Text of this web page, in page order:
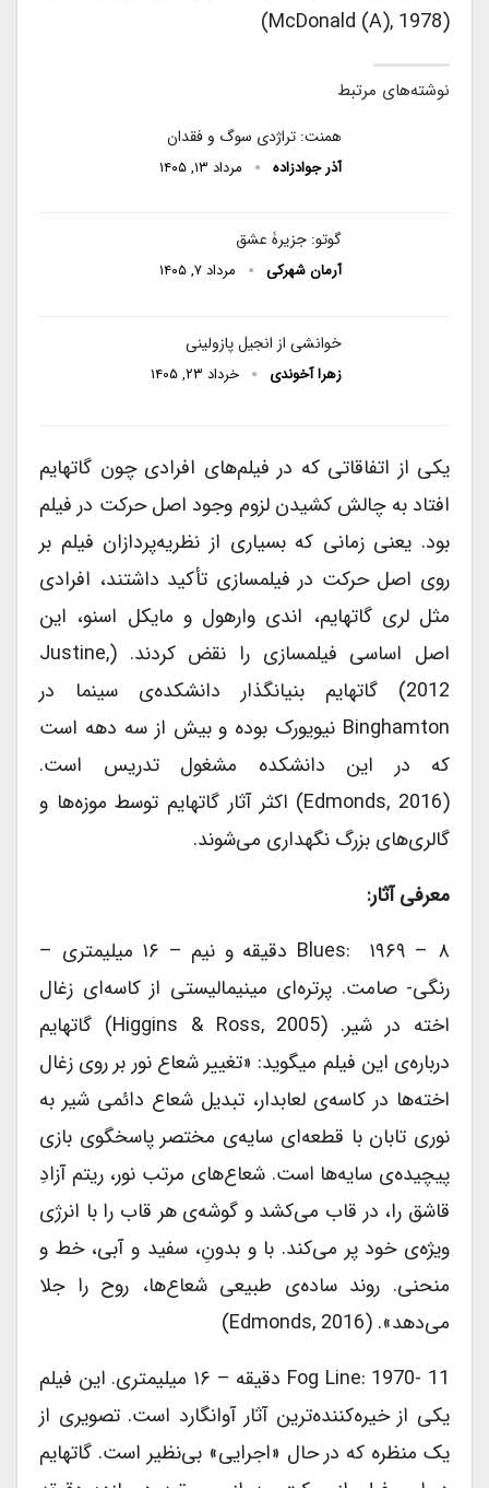
نوشته‌های مرتبط
همنت: تراژدی سوگ و فقدان
آذر جوادزاده مرداد ۱۳, ۱۴۰۵
گوتو: جزیرۀ عشق
آرمان شهرکی مرداد ۷, ۱۴۰۵
خوانشی از انجیل پازولینی
زهرا آخوندی خرداد ۲۳, ۱۴۰۵
یکی از اتفاقاتی که در فیلم‎‌های افرادی چون گاتهایم
افتاد به چالش کشیدن لزوم وجود اصل حرکت در فیلم
بود. یعنی زمانی که بسیاری از نظریه‌‎پردازان فیلم بر
روی اصل حرکت در فیلمسازی تأکید داشتند، افرادی
مثل لری گاتهایم، اندی وارهول و مایکل اسنو، این
اصل اساسی فیلمسازی را نقض کردند. (Justine,
2012) گاتهایم بنیان‎گذار دانشکده‌‎ی سینما در
Binghamton نیویورک بوده و بیش از سه دهه است
که در این دانشکده مشغول تدریس است.
(Edmonds, 2016) اکثر آثار گاتهایم توسط موزه‎‌ها و
گالری‎‌های بزرگ نگهداری می‎‌شوند.
معرفی آثار:
Blues: ۱۹۶۹ – ۸ دقیقه و نیم – ۱۶ میلیمتری –
رنگی- صامت. پرتره‌‎ای مینیمالیستی از کاسه‌‎ای زغال
اخته در شیر. (Higgins & Ross, 2005) گاتهایم
درباره‎‌ی این فیلم می‎گوید: «تغییر شعاع نور بر روی زغال
اخته‌‎ها در کاسه‎‌ی لعاب‎دار، تبدیل شعاع دائمی شیر به
نوری تابان با قطعه‎‌ای سایه‌‎ی مختصر پاسخگوی بازی
پیچیده‌‎ی سایه‎‌ها است. شعاع‌‎های مرتب نور، ریتم آزادِ
قاشق را، در قاب می‎‌کشد و گوشه‌‎ی هر قاب را با انرژی
ویژه‎‌ی خود پر می‎‌کند. با و بدونِ، سفید و آبی، خط و
منحنی. روند ساده‎‌ی طبیعی شعاع‎‌ها، روح را جلا
می‎‌دهد». (Edmonds, 2016)
Fog Line: 1970- 11 دقیقه – ۱۶ میلیمتری. این فیلم
یکی از خیره‎‌کننده‎‌ترین آثار آوانگارد است. تصویری از
یک منظره که در حال «اجرایی» بی‎‌نظیر است. گاتهایم